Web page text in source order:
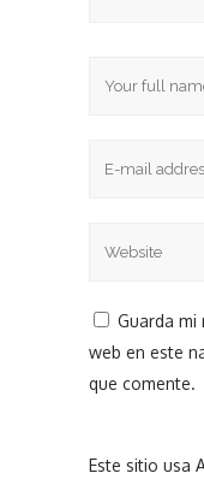
Guarda
web en este
que comente.
Este sitio usa